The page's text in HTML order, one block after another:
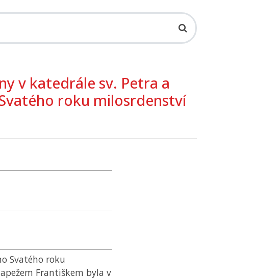
v katedrále sv. Petra a
roku milosrdenství
Svatého roku
Františkem byla v